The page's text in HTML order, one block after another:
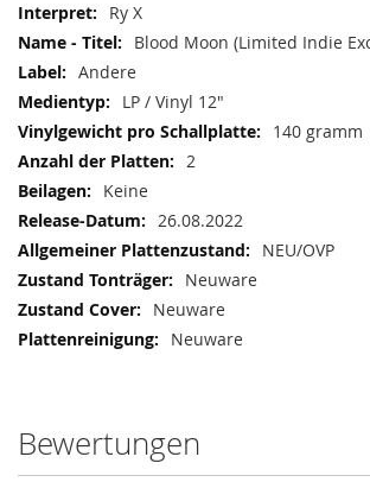
Ry X
Blood Moon (Limited Indie
Andere
LP / Vinyl 12"
140 gramm
2
Keine
26.08.2022
NEU/OVP
Neuware
Neuware
Neuware
Bewertungen